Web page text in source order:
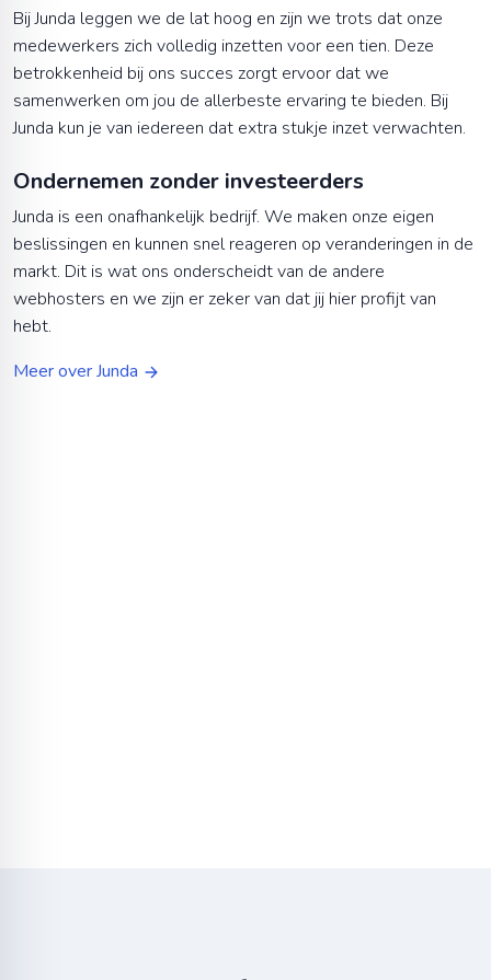
Bij Junda leggen we de lat hoog en zijn we trots dat onze
medewerkers zich volledig inzetten voor een tien. Deze
betrokkenheid bij ons succes zorgt ervoor dat we
samenwerken om jou de allerbeste ervaring te bieden. Bij
Junda kun je van iedereen dat extra stukje inzet verwachten.
Ondernemen zonder investeerders
Junda is een onafhankelijk bedrijf. We maken onze eigen
beslissingen en kunnen snel reageren op veranderingen in de
markt. Dit is wat ons onderscheidt van de andere
webhosters en we zijn er zeker van dat jij hier profijt van
hebt.
Meer over Junda